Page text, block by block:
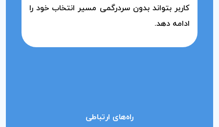
کاربر بتواند بدون سردرگمی مسیر انتخاب خود را
ادامه دهد.
راه‌های ارتباطی